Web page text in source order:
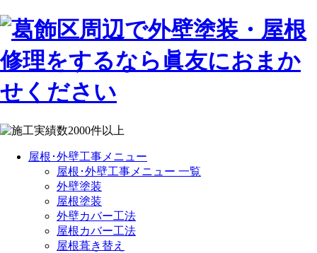
屋根･外壁工事メニュー
屋根･外壁工事メニュー 一覧
外壁塗装
屋根塗装
外壁カバー工法
屋根カバー工法
屋根葺き替え